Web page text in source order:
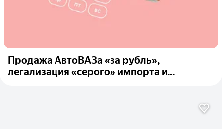
Продажа АвтоВАЗа «за рубль»,
легализация «серого» импорта и...